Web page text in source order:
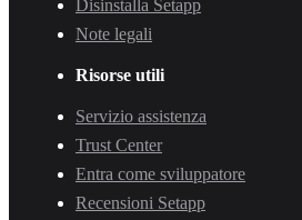
Disinstalla Setapp
Note legali
Risorse utili
Servizio assistenza
Trust Center
Entra come sviluppatore
Recensioni Setapp